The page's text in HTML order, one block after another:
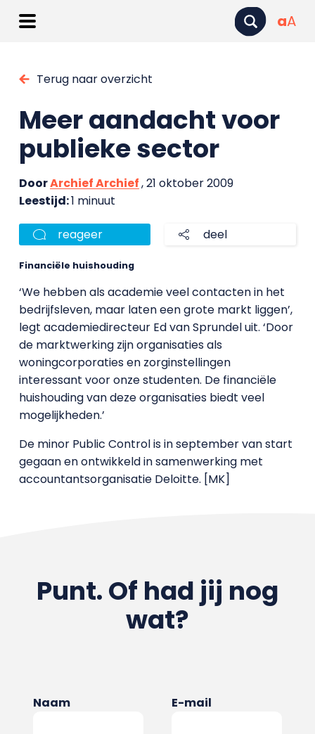
aA
Terug naar overzicht
Meer aandacht voor
publieke sector
DoorArchief Archief, 21 oktober 2009
Leestijd:1 minuut
reageer deel
Financiële huishouding
‘We hebben als academie veel contacten in het
bedrijfsleven, maar laten een grote markt liggen’,
legt academiedirecteur Ed van Sprundel uit. ‘Door
de marktwerking zijn organisaties als
woningcorporaties en zorginstellingen
interessant voor onze studenten. De financiële
huishouding van deze organisaties biedt veel
mogelijkheden.’
De minor Public Control is in september van start
gegaan en ontwikkeld in samenwerking met
accountantsorganisatie Deloitte. [MK]
Punt. Of had jij nog
wat?
Naam E-mail